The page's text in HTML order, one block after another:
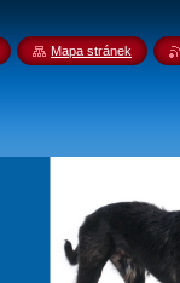
Mapa stránek